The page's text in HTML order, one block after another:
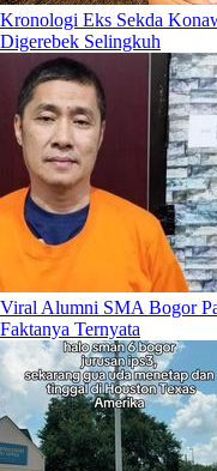
Kronologi Eks Sekda
Digerebek Selingkuh
Viral Alumni SMA Bogor
Faktanya Ternyata